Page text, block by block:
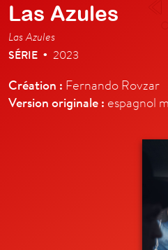
Las Azules
Las Azules
SÉRIE • 2023
Création : Fernando Rovzar
Version originale : espagnol